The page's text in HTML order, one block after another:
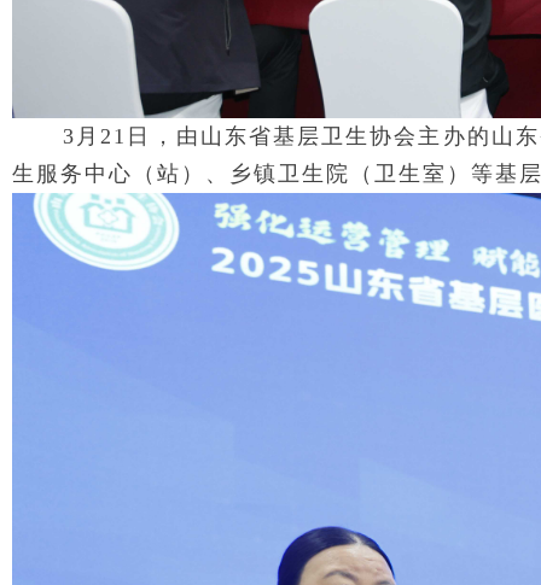
3月21日，由山东省基层卫生协会主办的山
生服务中心（站）、乡镇卫生院（卫生室）等基